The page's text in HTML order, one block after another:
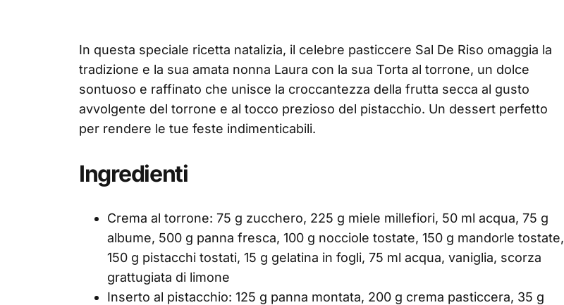
In questa speciale ricetta natalizia, il celebre pasticcere Sal De Riso omaggia la
tradizione e la sua amata nonna Laura con la sua Torta al torrone, un dolce
sontuoso e raffinato che unisce la croccantezza della frutta secca al gusto
avvolgente del torrone e al tocco prezioso del pistacchio. Un dessert perfetto
per rendere le tue feste indimenticabili.
Ingredienti
Crema al torrone: 75 g zucchero, 225 g miele millefiori, 50 ml acqua, 75 g
albume, 500 g panna fresca, 100 g nocciole tostate, 150 g mandorle tostate,
150 g pistacchi tostati, 15 g gelatina in fogli, 75 ml acqua, vaniglia, scorza
grattugiata di limone
Inserto al pistacchio: 125 g panna montata, 200 g crema pasticcera, 35 g